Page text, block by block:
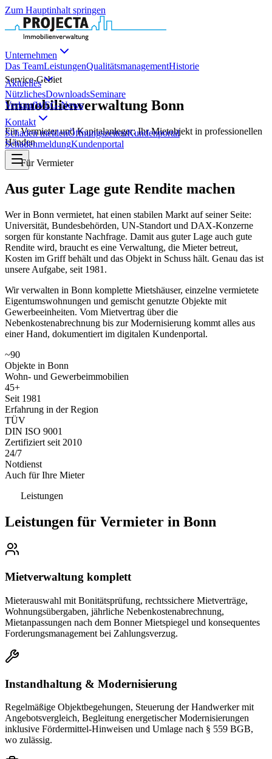
Zum Hauptinhalt springen
Unternehmen
Das TeamLeistungenQualitätsmanagementHistorie
Aktuelles
NützlichesDownloadsSeminare
VerkaufWEG-News
Kontakt
Schaden meldenÖffnungszeitenKundenportal
SchadenmeldungKundenportal
Service-Gebiet
Immobilienverwaltung Bonn
Für Vermieter und Kapitalanleger: Ihr Mietobjekt in professionellen
Händen
Für Vermieter
Aus guter Lage gute Rendite machen
Wer in Bonn vermietet, hat einen stabilen Markt auf seiner Seite:
Universität, Bundesbehörden, UN-Standort und DAX-Konzerne
sorgen für konstante Nachfrage. Damit aus guter Lage auch gute
Rendite wird, braucht es eine Verwaltung, die Mieter betreut,
Kosten im Griff behält und das Objekt in Schuss hält. Genau das ist
unsere Aufgabe, seit 1981 .
Wir verwalten in Bonn komplette Mietshäuser, einzelne vermietete
Eigentumswohnungen und gemischt genutzte Objekte mit
Gewerbeeinheiten. Vom Mietvertrag über die
Nebenkostenabrechnung bis zur Modernisierung kommt alles aus
einer Hand, dokumentiert im digitalen Kundenportal.
~90
Objekte in Bonn
Wohn- und Gewerbeimmobilien
45+
Seit 1981
Erfahrung in der Region
TÜV
DIN ISO 9001
Zertifiziert seit 2010
24/7
Notdienst
Auch für Ihre Mieter
Leistungen
Leistungen für Vermieter in Bonn
Mietverwaltung komplett
Mieterauswahl mit Bonitätsprüfung, rechtssichere Mietverträge,
Wohnungsübergaben, jährliche Nebenkostenabrechnung,
Mietanpassungen nach dem Bonner Mietspiegel und konsequentes
Forderungsmanagement bei Zahlungsverzug.
Instandhaltung & Modernisierung
Regelmäßige Objektbegehungen, Steuerung der Handwerker mit
Angebotsvergleich, Begleitung energetischer Modernisierungen
inklusive Fördermittel-Hinweisen und Umlage nach § 559 BGB,
wo zulässig.